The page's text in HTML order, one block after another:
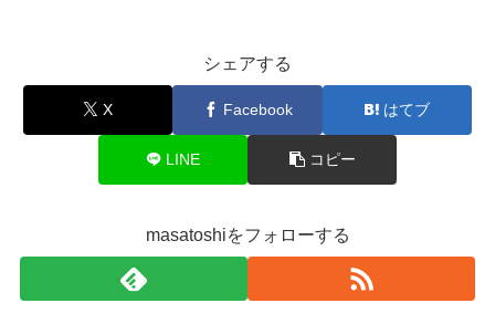
シェアする
X Facebook はてブ
LINE コピー
masatoshiをフォローする